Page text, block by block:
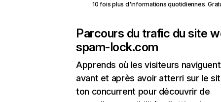
10 fois plus d'informations quotidiennes.
Parcours du trafic du site
spam-lock.com
Apprends où les visiteurs naviguent
avant et après avoir atterri sur le
ton concurrent pour découvrir de